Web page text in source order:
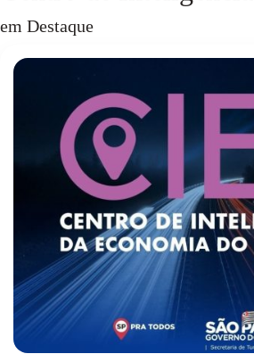
em Destaque